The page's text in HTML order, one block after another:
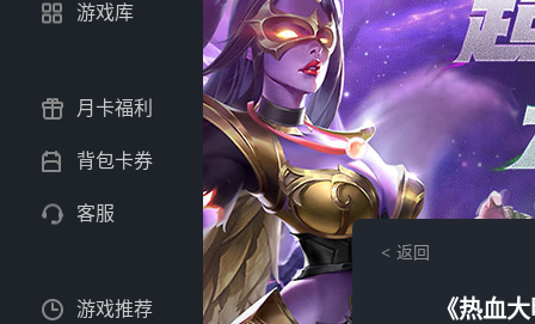
返回
《热血
游戏库
月卡福利
背包卡券
客服
游戏推荐